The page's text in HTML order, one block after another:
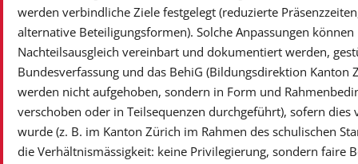
werden verbindliche Ziele festgelegt (reduzierte
alternative Beteiligungsformen). Solche Anpassungen
Nachteilsausgleich vereinbart und dokumentiert werden,
Bundesverfassung und das BehiG (Bildungsdirektion Kanton
werden nicht aufgehoben, sondern in Form und
verschoben oder in Teilsequenzen durchgeführt), sofern dies
wurde (z. B. im Kanton Zürich im Rahmen des schulischen
die Verhältnismässigkeit: keine Privilegierung, sondern faire